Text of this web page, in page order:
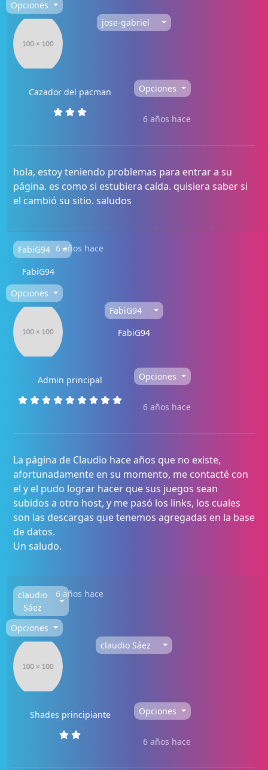
Opciones
jose-gabriel
Cazador del pacman Opciones
6 años hace
hola, estoy teniendo problemas para entrar a su
página. es como si estubiera caída. quisiera saber si
el cambió su sitio. saludos
FabiG94
FabiG94
6 años hace
Opciones
FabiG94
FabiG94
Admin principal Opciones
6 años hace
La página de Claudio hace años que no existe,
afortunadamente en su momento, me contacté con
el y el pudo lograr hacer que sus juegos sean
subidos a otro host, y me pasó los links, los cuales
son las descargas que tenemos agregadas en la base
de datos.
Un saludo.
claudio
Sáez
6 años hace
Opciones
claudio Sáez
Shades principiante Opciones
6 años hace